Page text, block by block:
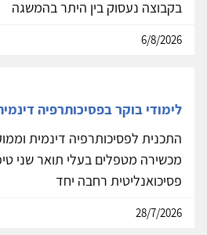
בקבוצה נעסוק בין היתר בהמשגה
6/8/2026
לימודי בוקר בפסיכותרפיה
התכנית לפסיכותרפיה דינמית
מכשירה מטפלים בעלי תואר שני
פסיכואנליטית רחבה יחד
28/7/2026